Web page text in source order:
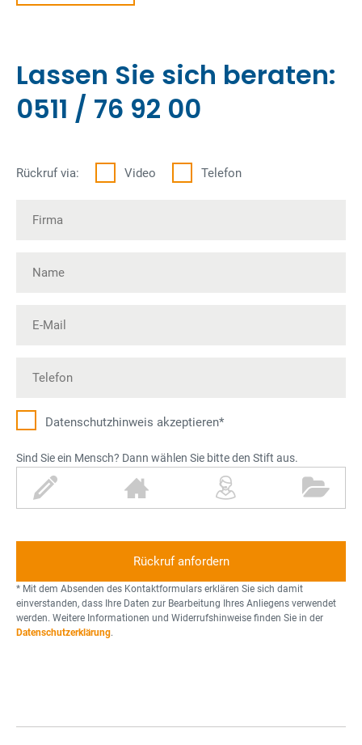
Lassen Sie sich beraten:
0511 / 76 92 00
Rückruf via: Video Telefon
Datenschutz­hinweis akzeptieren*
Sind Sie ein Mensch? Dann wählen Sie bitte den Stift aus.
S
t
f
H
a
s
e
s
n
O
r
n
r
* Mit dem Absenden des Kontaktformulars erklären Sie sich damit
einverstanden, dass Ihre Daten zur Bearbeitung Ihres Anliegens verwendet
werden. Weitere Informationen und Widerrufshinweise finden Sie in der
Datenschutzerklärung.